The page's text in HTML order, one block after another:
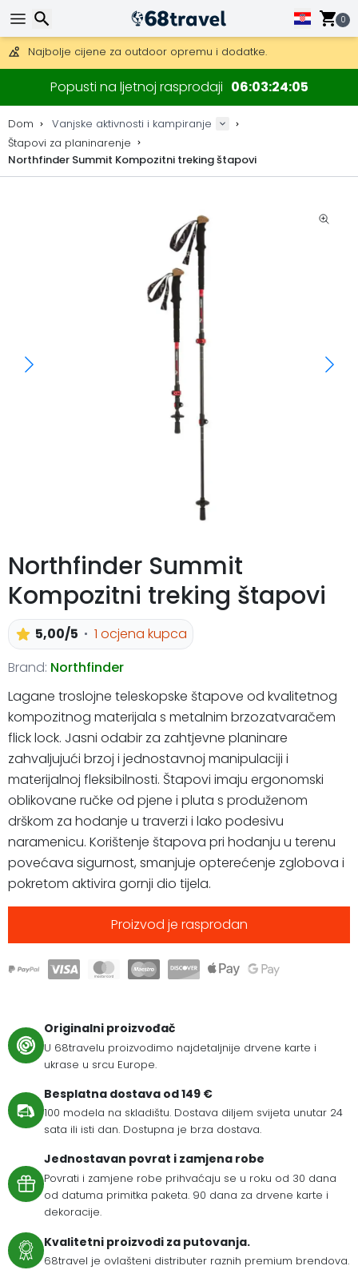
0
Mogućnost slanja DHL Expressom (dostava unutar 24 sata)
30 dana za povrat, 90 dana za drvene karte i dekoracije.
Najbolje cijene za outdoor opremu i dodatke.
Popusti na ljetnoj rasprodaji 06032405
Dom
Vanjske aktivnosti i kampiranje
Štapovi za planinarenje
Northfinder Summit Kompozitni treking štapovi
Northfinder Summit
Kompozitni treking štapovi
5,00/5
1 ocjena kupca
Brand: Northfinder
Lagane troslojne teleskopske štapove od kvalitetnog
kompozitnog materijala s metalnim brzozatvaračem
flick lock. Jasni odabir za zahtjevne planinare
zahvaljujući brzoj i jednostavnoj manipulaciji i
materijalnoj fleksibilnosti. Štapovi imaju ergonomski
oblikovane ručke od pjene i pluta s produženom
drškom za hodanje u traverzi i lako podesivu
naramenicu. Korištenje štapova pri hodanju u terenu
povećava sigurnost, smanjuje opterećenje zglobova i
pokretom aktivira gornji dio tijela.
Proizvod je rasprodan
Originalni proizvođač
U 68travelu proizvodimo najdetaljnije drvene karte i
ukrase u srcu Europe.
Besplatna dostava od 149 €
100 modela na skladištu. Dostava diljem svijeta unutar 24
sata ili isti dan. Dostupna je brza dostava.
Jednostavan povrat i zamjena robe
Povrati i zamjene robe prihvaćaju se u roku od 30 dana
od datuma primitka paketa. 90 dana za drvene karte i
dekoracije.
Kvalitetni proizvodi za putovanja.
68travel je ovlašteni distributer raznih premium brendova.
Traži
Traži